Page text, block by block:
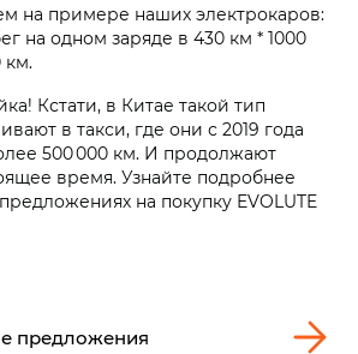
на примере наших электрокаров:
на одном заряде в 430 км * 1000
км.
Кстати, в Китае такой тип
в такси, где они с 2019 года
500 000 км. И продолжают
время. Узнайте подробнее
на покупку EVOLUTE
предложения